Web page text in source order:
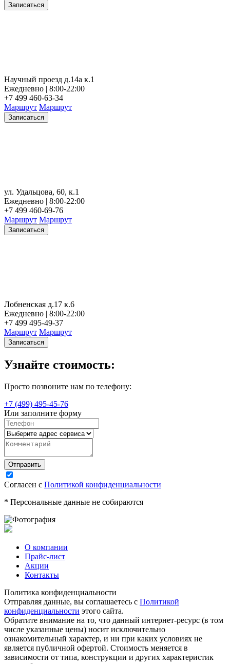
Записаться
Научный проезд д.14а к.1
Ежедневно | 8:00-22:00
+7 499 460-63-34
Маршрут Маршрут
Записаться
ул. Удальцова, 60, к.1
Ежедневно | 8:00-22:00
+7 499 460-69-76
Маршрут Маршрут
Записаться
Лобненская д.17 к.6
Ежедневно | 8:00-22:00
+7 499 495-49-37
Маршрут Маршрут
Записаться
Узнайте стоимость:
Просто позвоните нам по телефону:
+7 (499) 495-45-76
Или заполните форму
Согласен с Политикой конфиденциальности
* Персональные данные не собираются
О компании
Прайс-лист
Акции
Контакты
Политика конфиденциальности
Отправляя данные, вы соглашаетесь с Политикой
конфиденциальности этого сайта.
Обратите внимание на то, что данный интернет-ресурс (в том
числе указанные цены) носит исключительно
ознакомительный характер, и ни при каких условиях не
является публичной офертой. Стоимость меняется в
зависимости от типа, конструкции и других характеристик